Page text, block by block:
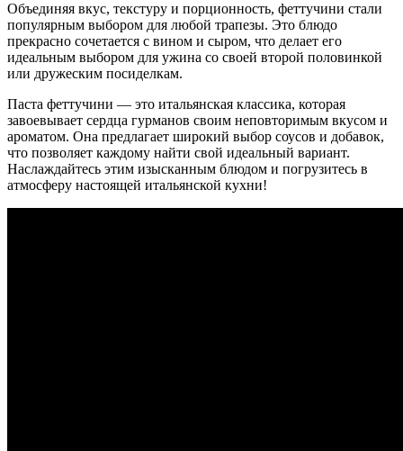
Объединяя вкус, текстуру и порционность, феттучини стали
популярным выбором для любой трапезы. Это блюдо
прекрасно сочетается с вином и сыром, что делает его
идеальным выбором для ужина со своей второй половинкой
или дружеским посиделкам.
Паста феттучини — это итальянская классика, которая
завоевывает сердца гурманов своим неповторимым вкусом и
ароматом. Она предлагает широкий выбор соусов и добавок,
что позволяет каждому найти свой идеальный вариант.
Наслаждайтесь этим изысканным блюдом и погрузитесь в
атмосферу настоящей итальянской кухни!